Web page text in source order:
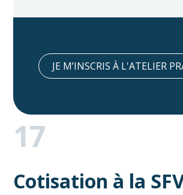
JE M’INSCRIS À L'ATELIER
17
Cotisation à la